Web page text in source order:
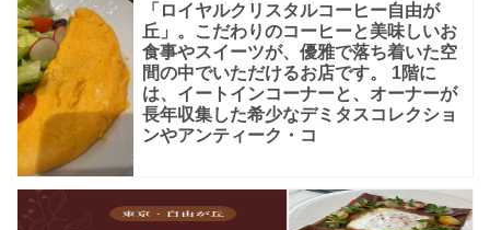
「ロイヤルクリスタルコーヒー自由が
丘」。こだわりのコーヒーと美味しいお
食事やスイーツが、優雅で落ち着いた空
間の中でいただけるお店です。 1階に
は、イートインコーナーと、オーナーが
長年収集した希少なデミタスコレクショ
ンやアンティーク・コ